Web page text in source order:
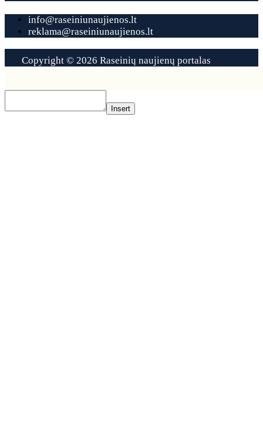
info@raseiniunaujienos.lt
reklama@raseiniunaujienos.lt
Copyright © 2026 Raseinių naujienų portalas
Contact
Insert